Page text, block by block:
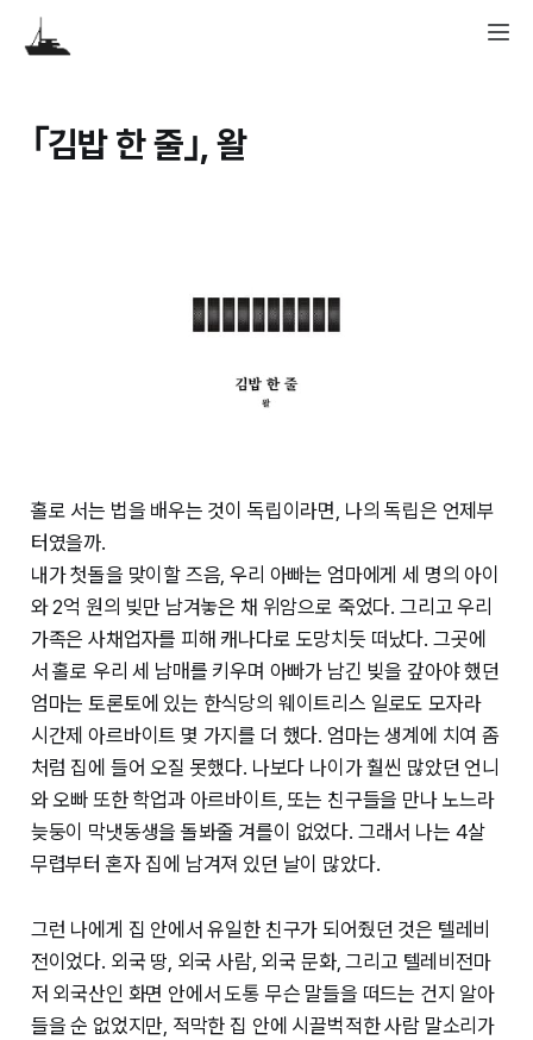
｢김밥 한 줄｣, 왈
홀로 서는 법을 배우는 것이 독립이라면, 나의 독립은 언제부
터였을까.
내가 첫돌을 맞이할 즈음, 우리 아빠는 엄마에게 세 명의 아이
와 2억 원의 빚만 남겨놓은 채 위암으로 죽었다. 그리고 우리
가족은 사채업자를 피해 캐나다로 도망치듯 떠났다. 그곳에
서 홀로 우리 세 남매를 키우며 아빠가 남긴 빚을 갚아야 했던
엄마는 토론토에 있는 한식당의 웨이트리스 일로도 모자라
시간제 아르바이트 몇 가지를 더 했다. 엄마는 생계에 치여 좀
처럼 집에 들어 오질 못했다. 나보다 나이가 훨씬 많았던 언니
와 오빠 또한 학업과 아르바이트, 또는 친구들을 만나 노느라
늦둥이 막냇동생을 돌봐줄 겨를이 없었다. 그래서 나는 4살
무렵부터 혼자 집에 남겨져 있던 날이 많았다.
그런 나에게 집 안에서 유일한 친구가 되어줬던 것은 텔레비
전이었다. 외국 땅, 외국 사람, 외국 문화, 그리고 텔레비전마
저 외국산인 화면 안에서 도통 무슨 말들을 떠드는 건지 알아
들을 순 없었지만, 적막한 집 안에 시끌벅적한 사람 말소리가